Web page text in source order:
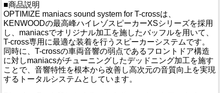
■商品説明
OPTIMIZE maniacs sound system for T-crossは、
KENWOODの最高峰ハイレゾスピーカーXSシリーズを採用
し、maniacsでオリジナル加工を施したバッフルを用いて、
T-cross専用に最適な装着を行うスピーカーシステムです。
同時に、T-crossの車両音響の弱点であるフロントドア構造
に対しmaniacsがチューニングしたデッドニング加工を施す
ことで、音響特性を根本から改善し高次元の音質向上を実現
するトータルシステムとしています。